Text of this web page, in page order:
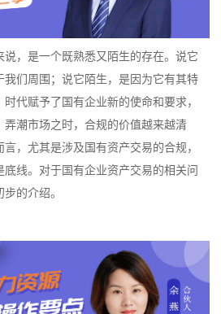
说，是一个既熟悉又陌生的存在。说它
们周围；说它陌生，是因为它有其特
代赋予了国有企业新的使命和要求，
潮市场之时，合规的价值越来越清
，尤其是涉及国有资产交易的合规，
线。对于国有企业资产交易的相关问
的介绍。